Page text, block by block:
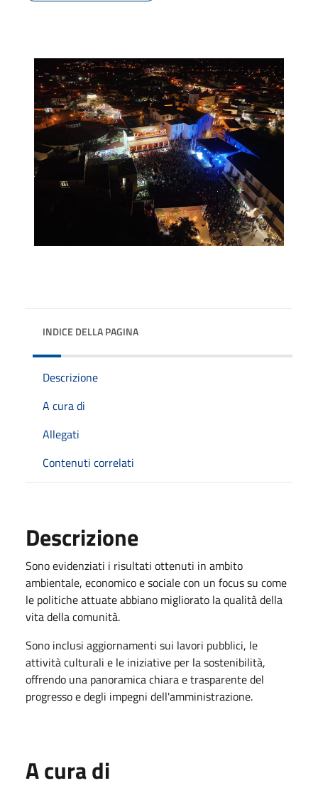
INDICE DELLA PAGINA
Descrizione
A cura di
Allegati
Contenuti correlati
Descrizione
Sono evidenziati i risultati ottenuti in ambito
ambientale, economico e sociale con un focus su come
le politiche attuate abbiano migliorato la qualità della
vita della comunità.
Sono inclusi aggiornamenti sui lavori pubblici, le
attività culturali e le iniziative per la sostenibilità,
offrendo una panoramica chiara e trasparente del
progresso e degli impegni dell'amministrazione.
A cura di